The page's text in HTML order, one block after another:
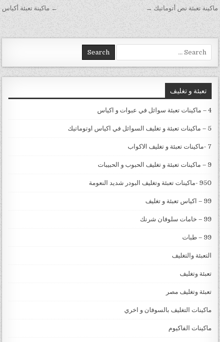
تصفّح المقالات ← ماكينة تعبئة أكياس ماكينة تعبئة نص أتوماتيك →
Search for:
تعبئة و تغليف
4 – ماكينات تعبئة سوائل في عبوات و اكياس
5 – ماكينات تعبئة و تغليف السوائل في اكياس اوتوماتيك
7 -ماكينات تعبئة و تغليف الاكواب
9 – ماكينات تعبئة و تغليف الحبوب و الحبيبات
950 -ماكينات تعبئة وتغليف البودر شديد النعومة
99 – اكياس تعبئة و تغليف
99 – خامات سلوفان شرنك
99 – طبات
التعبئة والتغليف
تعبئة وتغليف
تعبئة وتغليف مصر
ماكينات التغليف بالسوفان و اخري
ماكينات الفاكيوم